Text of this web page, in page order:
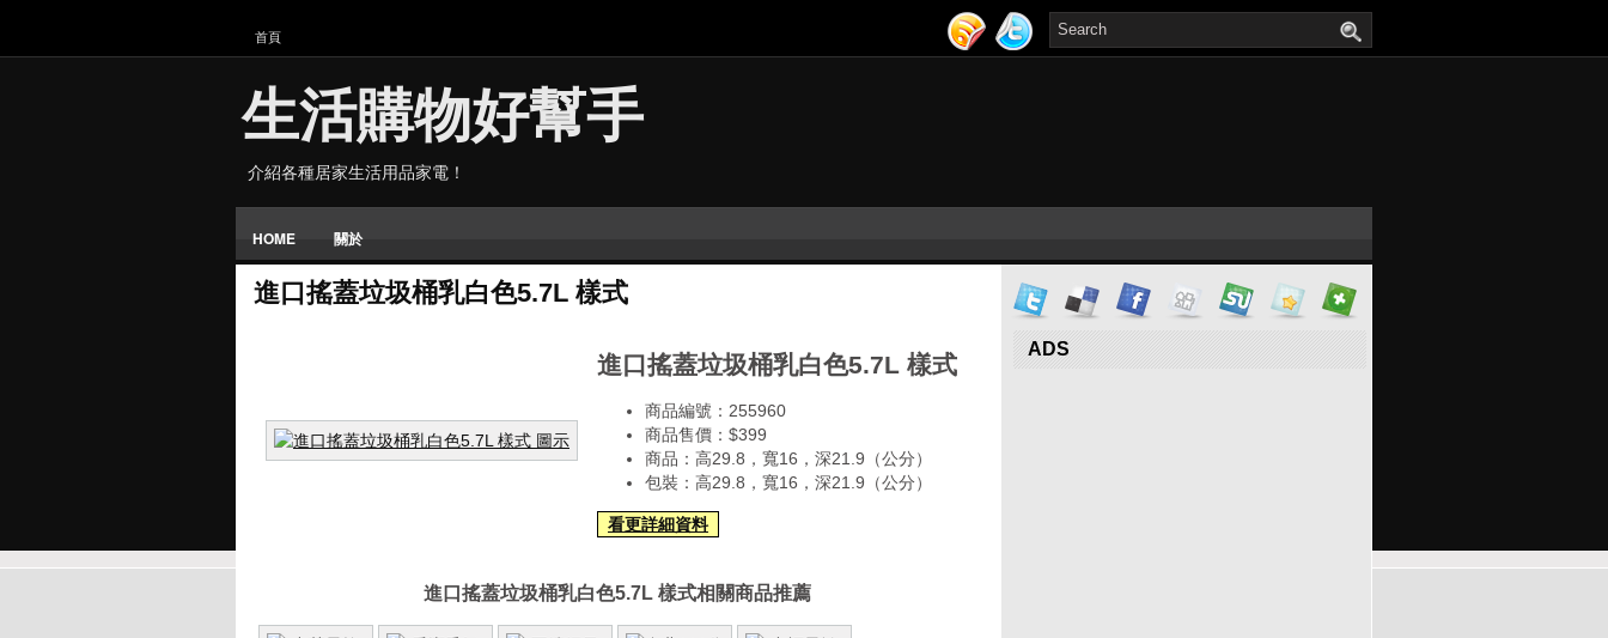
首頁
生活購物好幫手
介紹各種居家生活用品家電！
HOME 關於
進口搖蓋垃圾桶乳白色5.7L 樣式
進口搖蓋垃圾桶乳白色5.7L 樣式
商品編號：255960
商品售價：$399
商品：高29.8，寬16，深21.9（公分）
包裝：高29.8，寬16，深21.9（公分）
看更詳細資料
進口搖蓋垃圾桶乳白色5.7L 樣式相關商品推薦
ADS